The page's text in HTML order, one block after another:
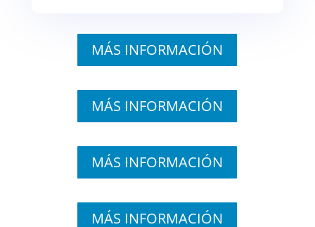
MÁS INFORMACIÓN
MÁS INFORMACIÓN
MÁS INFORMACIÓN
MÁS INFORMACIÓN